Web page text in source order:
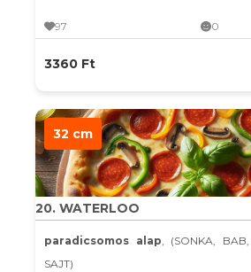
97 0
3360 Ft
32 cm
20. WATERLOO
paradicsomos alap, (SONKA,
SAJT)